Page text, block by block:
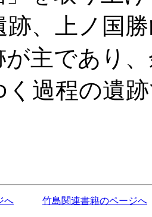
跡、上ノ国
主であり
く過程の遺
へ 竹島関連書籍のページへ